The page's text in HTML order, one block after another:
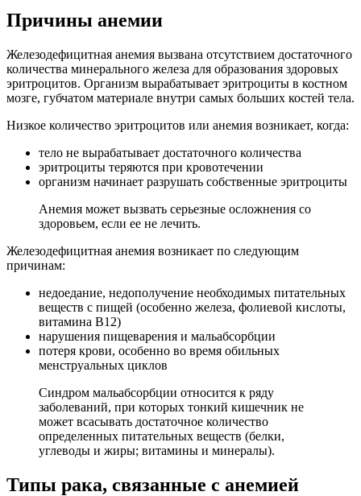
Причины анемии
Железодефицитная анемия вызвана отсутствием достаточного
количества минерального железа для образования здоровых
эритроцитов. Организм вырабатывает эритроциты в костном
мозге, губчатом материале внутри самых больших костей тела.
Низкое количество эритроцитов или анемия возникает, когда:
тело не вырабатывает достаточного количества
эритроциты теряются при кровотечении
организм начинает разрушать собственные эритроциты
Анемия может вызвать серьезные осложнения со
здоровьем, если ее не лечить.
Железодефицитная анемия возникает по следующим
причинам:
недоедание, недополучение необходимых питательных
веществ с пищей (особенно железа, фолиевой кислоты,
витамина B12)
нарушения пищеварения и мальабсорбции
потеря крови, особенно во время обильных
менструальных циклов
Синдром мальабсорбции относится к ряду
заболеваний, при которых тонкий кишечник не
может всасывать достаточное количество
определенных питательных веществ (белки,
углеводы и жиры; витамины и минералы).
Типы рака, связанные с анемией